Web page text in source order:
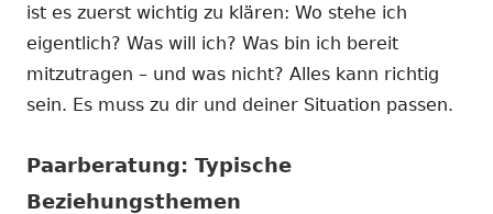
ist es zuerst wichtig zu klären: Wo stehe ich
eigentlich? Was will ich? Was bin ich bereit
mitzutragen – und was nicht? Alles kann richtig
sein. Es muss zu dir und deiner Situation passen.
Paarberatung: Typische
Beziehungsthemen